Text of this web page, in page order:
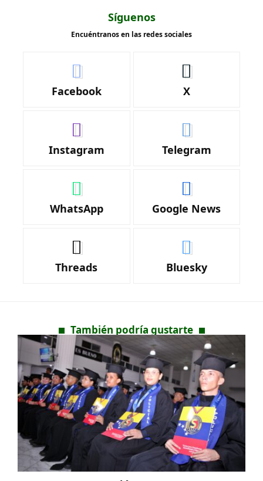
Síguenos
Encuéntranos en las redes sociales
Facebook X
Instagram Telegram
WhatsApp Google News
Threads Bluesky
También podría gustarte